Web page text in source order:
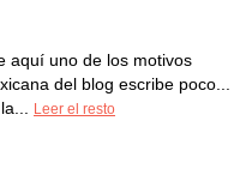
aquí uno de los motivos
del blog escribe poco...
Leer el resto